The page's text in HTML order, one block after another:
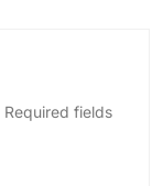
Required fields